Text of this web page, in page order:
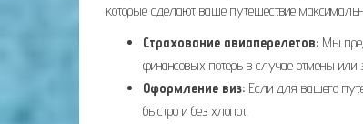
которые сделают ваше путешествие
Страхование авиаперелетов: Мы
финансовых потерь в случае отмены или
Оформление виз: Если для вашего
быстро и без хлопот.